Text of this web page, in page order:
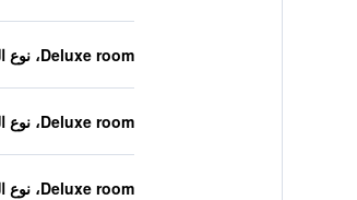
Deluxe room، نوع السرير غير معروف
Deluxe room، نوع السرير غير معروف
Deluxe room، نوع السرير غير معروف